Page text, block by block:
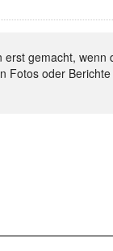
gemacht, wenn
Fotos oder